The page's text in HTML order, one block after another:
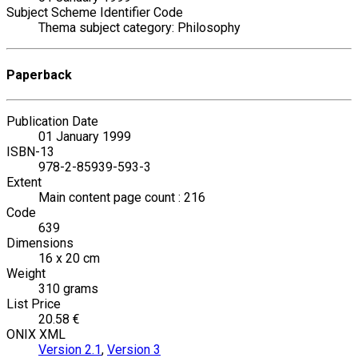
Subject Scheme Identifier Code
Thema subject category: Philosophy
Paperback
Publication Date
01 January 1999
ISBN-13
978-2-85939-593-3
Extent
Main content page count : 216
Code
639
Dimensions
16 x 20 cm
Weight
310 grams
List Price
20.58 €
ONIX XML
Version 2.1, Version 3